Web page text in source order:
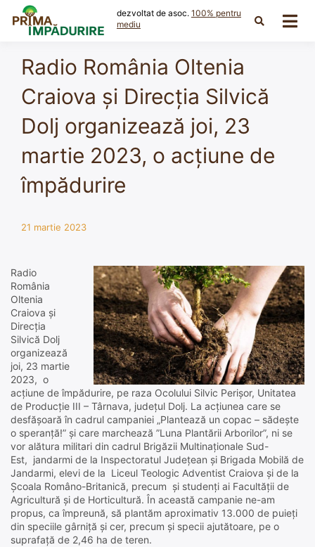
content
dezvoltat de asoc. 100% pentru
mediu
Radio România Oltenia
Craiova și Direcția Silvică
Dolj organizează joi, 23
martie 2023, o acțiune de
împădurire
21 martie 2023
Radio
România
Oltenia
Craiova și
Direcția
Silvică Dolj
organizează
joi, 23 martie
2023, o
acțiune de împădurire, pe raza Ocolului Silvic Perișor, Unitatea
de Producție III – Târnava, județul Dolj. La acțiunea care se
desfășoară în cadrul campaniei „Plantează un copac – sădește
o speranță!” și care marchează ”Luna Plantării Arborilor”, ni se
vor alătura militari din cadrul Brigăzii Multinaționale Sud-
Est, jandarmi de la Inspectoratul Județean și Brigada Mobilă de
Jandarmi, elevi de la Liceul Teologic Adventist Craiova și de la
Școala Româno-Britanică, precum și studenți ai Facultății de
Agricultură și de Horticultură. În această campanie ne-am
propus, ca împreună, să plantăm aproximativ 13.000 de puieți
din speciile gârniță și cer, precum și specii ajutătoare, pe o
suprafață de 2,46 ha de teren.